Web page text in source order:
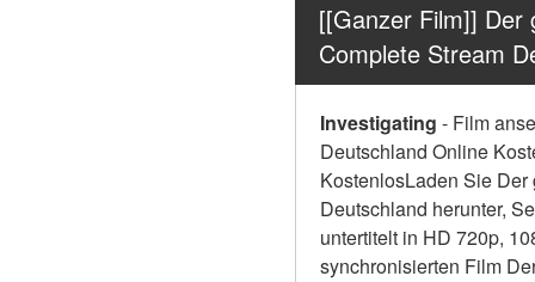
[[Ganzer Film]] Der
Complete Stream
Investigating - Film
Deutschland Online
KostenlosLaden Sie
Deutschland herunter,
untertitelt in HD 720p,
synchronisierten Film